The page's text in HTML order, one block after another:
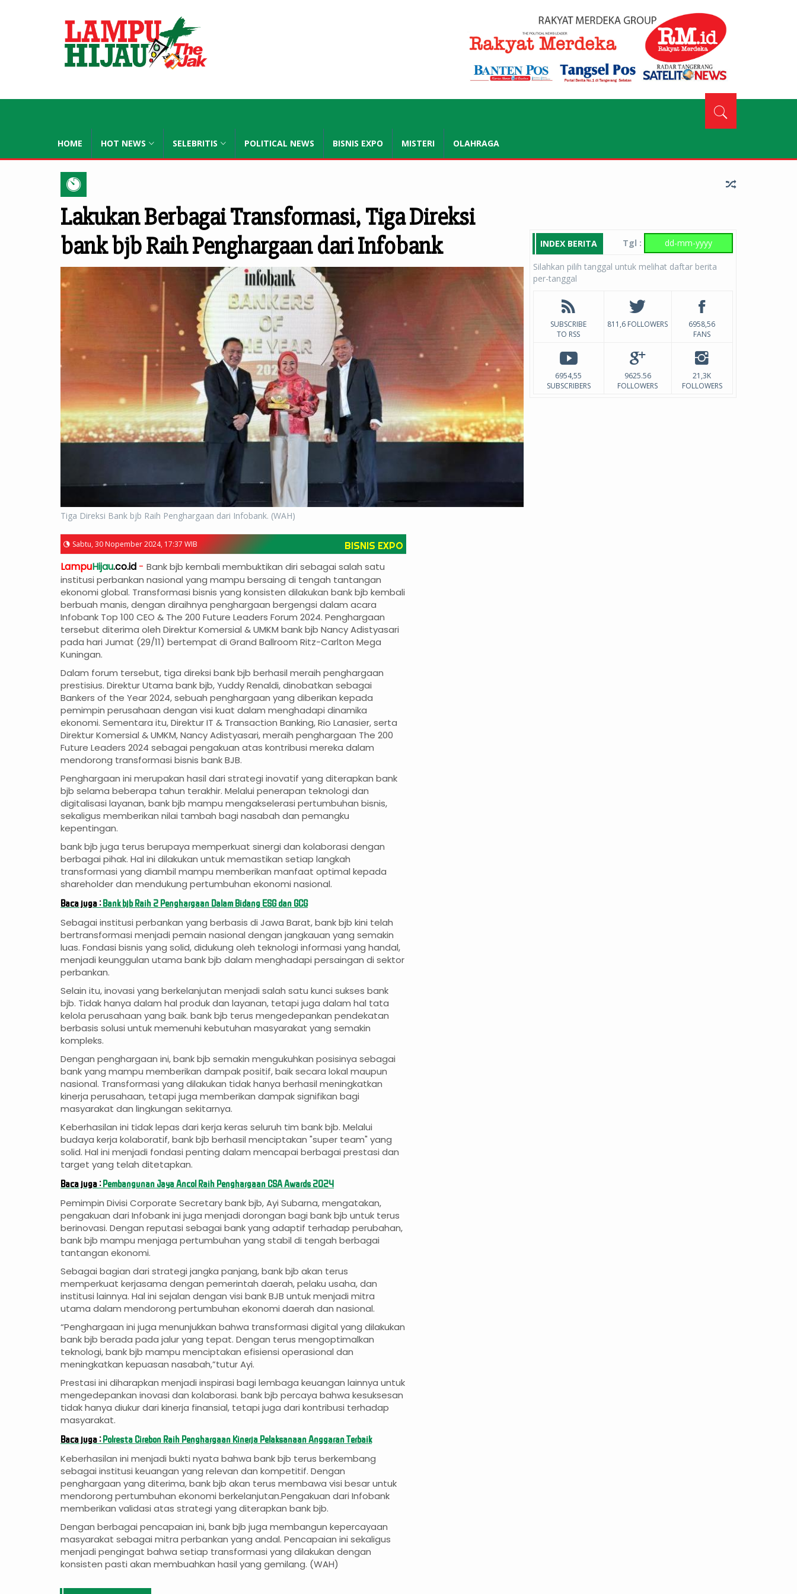
HOME HOT NEWS SELEBRITIS POLITICAL NEWS BISNIS EXPO MISTERI OLAHRAGA
Lakukan Berbagai Transformasi, Tiga Direksi
bank bjb Raih Penghargaan dari Infobank
Tiga Direksi Bank bjb Raih Penghargaan dari Infobank. (WAH)
Sabtu, 30 Nopember 2024, 17:37 WIB BISNIS EXPO
LampuHijau.co.id - Bank bjb kembali membuktikan diri sebagai salah satu
institusi perbankan nasional yang mampu bersaing di tengah tantangan
ekonomi global. Transformasi bisnis yang konsisten dilakukan bank bjb kembali
berbuah manis, dengan diraihnya penghargaan bergengsi dalam acara
Infobank Top 100 CEO & The 200 Future Leaders Forum 2024. Penghargaan
tersebut diterima oleh Direktur Komersial & UMKM bank bjb Nancy Adistyasari
pada hari Jumat (29/11) bertempat di Grand Ballroom Ritz-Carlton Mega
Kuningan.
Dalam forum tersebut, tiga direksi bank bjb berhasil meraih penghargaan
prestisius. Direktur Utama bank bjb, Yuddy Renaldi, dinobatkan sebagai
Bankers of the Year 2024, sebuah penghargaan yang diberikan kepada
pemimpin perusahaan dengan visi kuat dalam menghadapi dinamika
ekonomi. Sementara itu, Direktur IT & Transaction Banking, Rio Lanasier, serta
Direktur Komersial & UMKM, Nancy Adistyasari, meraih penghargaan The 200
Future Leaders 2024 sebagai pengakuan atas kontribusi mereka dalam
mendorong transformasi bisnis bank BJB.
Penghargaan ini merupakan hasil dari strategi inovatif yang diterapkan bank
bjb selama beberapa tahun terakhir. Melalui penerapan teknologi dan
digitalisasi layanan, bank bjb mampu mengakselerasi pertumbuhan bisnis,
sekaligus memberikan nilai tambah bagi nasabah dan pemangku
kepentingan.
bank bjb juga terus berupaya memperkuat sinergi dan kolaborasi dengan
berbagai pihak. Hal ini dilakukan untuk memastikan setiap langkah
transformasi yang diambil mampu memberikan manfaat optimal kepada
shareholder dan mendukung pertumbuhan ekonomi nasional.
Baca juga :Bank bjb Raih 2 Penghargaan Dalam Bidang ESG dan GCG
Sebagai institusi perbankan yang berbasis di Jawa Barat, bank bjb kini telah
bertransformasi menjadi pemain nasional dengan jangkauan yang semakin
luas. Fondasi bisnis yang solid, didukung oleh teknologi informasi yang handal,
menjadi keunggulan utama bank bjb dalam menghadapi persaingan di sektor
perbankan.
Selain itu, inovasi yang berkelanjutan menjadi salah satu kunci sukses bank
bjb. Tidak hanya dalam hal produk dan layanan, tetapi juga dalam hal tata
kelola perusahaan yang baik. bank bjb terus mengedepankan pendekatan
berbasis solusi untuk memenuhi kebutuhan masyarakat yang semakin
kompleks.
Dengan penghargaan ini, bank bjb semakin mengukuhkan posisinya sebagai
bank yang mampu memberikan dampak positif, baik secara lokal maupun
nasional. Transformasi yang dilakukan tidak hanya berhasil meningkatkan
kinerja perusahaan, tetapi juga memberikan dampak signifikan bagi
masyarakat dan lingkungan sekitarnya.
Keberhasilan ini tidak lepas dari kerja keras seluruh tim bank bjb. Melalui
budaya kerja kolaboratif, bank bjb berhasil menciptakan "super team" yang
solid. Hal ini menjadi fondasi penting dalam mencapai berbagai prestasi dan
target yang telah ditetapkan.
Baca juga :Pembangunan Jaya Ancol Raih Penghargaan CSA Awards 2024
Pemimpin Divisi Corporate Secretary bank bjb, Ayi Subarna, mengatakan,
pengakuan dari Infobank ini juga menjadi dorongan bagi bank bjb untuk terus
berinovasi. Dengan reputasi sebagai bank yang adaptif terhadap perubahan,
bank bjb mampu menjaga pertumbuhan yang stabil di tengah berbagai
tantangan ekonomi.
Sebagai bagian dari strategi jangka panjang, bank bjb akan terus
memperkuat kerjasama dengan pemerintah daerah, pelaku usaha, dan
institusi lainnya. Hal ini sejalan dengan visi bank BJB untuk menjadi mitra
utama dalam mendorong pertumbuhan ekonomi daerah dan nasional.
“Penghargaan ini juga menunjukkan bahwa transformasi digital yang dilakukan
bank bjb berada pada jalur yang tepat. Dengan terus mengoptimalkan
teknologi, bank bjb mampu menciptakan efisiensi operasional dan
meningkatkan kepuasan nasabah,”tutur Ayi.
Prestasi ini diharapkan menjadi inspirasi bagi lembaga keuangan lainnya untuk
mengedepankan inovasi dan kolaborasi. bank bjb percaya bahwa kesuksesan
tidak hanya diukur dari kinerja finansial, tetapi juga dari kontribusi terhadap
masyarakat.
Baca juga :Polresta Cirebon Raih Penghargaan Kinerja Pelaksanaan Anggaran Terbaik
Keberhasilan ini menjadi bukti nyata bahwa bank bjb terus berkembang
sebagai institusi keuangan yang relevan dan kompetitif. Dengan
penghargaan yang diterima, bank bjb akan terus membawa visi besar untuk
mendorong pertumbuhan ekonomi berkelanjutan.Pengakuan dari Infobank
memberikan validasi atas strategi yang diterapkan bank bjb.
Dengan berbagai pencapaian ini, bank bjb juga membangun kepercayaan
masyarakat sebagai mitra perbankan yang andal. Pencapaian ini sekaligus
menjadi pengingat bahwa setiap transformasi yang dilakukan dengan
konsisten pasti akan membuahkan hasil yang gemilang. (WAH)
INDEX BERITA Tgl :
Silahkan pilih tanggal untuk melihat daftar berita
per-tanggal
SUBSCRIBE
TO RSS
811,6 FOLLOWERS
6958,56
FANS
6954,55
SUBSCRIBERS
9625.56
FOLLOWERS
21,3K
FOLLOWERS